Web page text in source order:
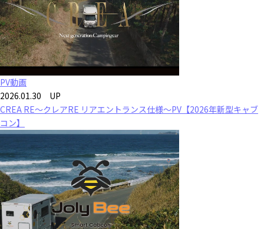
PV動画
2026.01.30 UP
CREA RE～クレアRE リアエントランス仕様～PV【2026年新型キャブ
コン】